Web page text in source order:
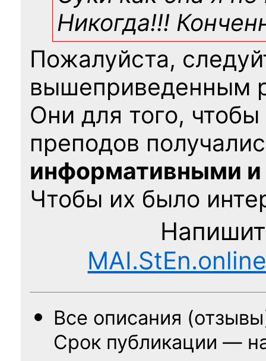
Никогда!!!
Пожалуйста,
вышеприведенным
Они для того,
преподов
информативными
Чтобы их было
Все описания
Срок публикации —